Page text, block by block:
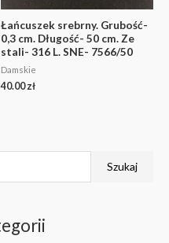
Szukaj
Łańcuszek srebrny. Grubość-
0,3 cm. Długość- 50 cm. Ze
stali- 316 L. SNE- 7566/50
Damskie
40.00zł